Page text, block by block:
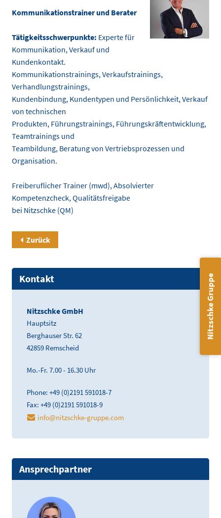
Kommunikationstrainer und Berater
Tätigkeitsschwerpunkte: Experte für
Kommunikation, Verkauf und
Kundenkontakt.
Kommunikationstrainings, Verkaufstrainings,
Verhandlungstrainings,
Kundenbindung, Kundentypen und Persönlichkeit, Verkauf
von technischen
Produkten, Führungstrainings, Führungskräftentwicklung,
Teamtrainings und
Teambildung, Beratung von Vertriebsprozessen und
Organisation.
Freiberuflicher Trainer (mwd), Absolvierter
Kompetenzcheck, Qualitätsfreigabe
bei Nitzschke (QM)
Zurück
Kontakt
Nitzschke GmbH
Hauptsitz
Berghauser Str. 62
42859 Remscheid
Mo.-Fr. 7.00 - 16.30 Uhr
Phone: +49 (0)2191 591018-7
Fax: +49 (0)2191 591018-9
info@nitzschke-gruppe.com
Ansprechpartner
Nitzschke Gruppe